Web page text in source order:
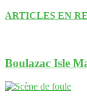
ARTICLES EN
Boulazac Isle